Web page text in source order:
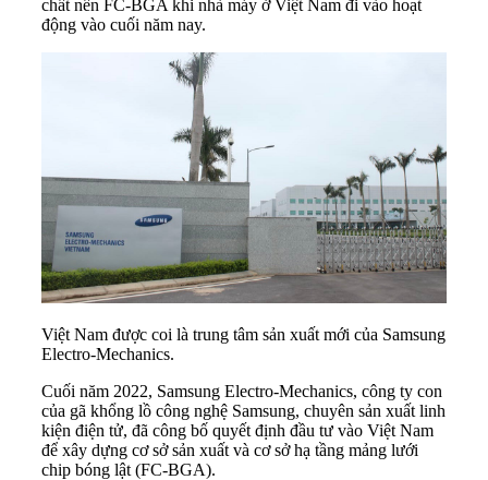
chất nền FC-BGA khi nhà máy ở Việt Nam đi vào hoạt
động vào cuối năm nay.
Việt Nam được coi là trung tâm sản xuất mới của Samsung
Electro-Mechanics.
Cuối năm 2022, Samsung Electro-Mechanics, công ty con
của gã khổng lồ công nghệ Samsung, chuyên sản xuất linh
kiện điện tử, đã công bố quyết định đầu tư vào Việt Nam
để xây dựng cơ sở sản xuất và cơ sở hạ tầng mảng lưới
chip bóng lật (FC-BGA).